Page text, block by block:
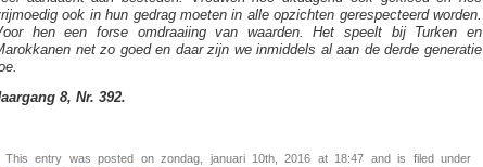
ook in hun gedrag moeten in alle opzichten gerespecteerd worden.
hen een forse omdraaiing van waarden. Het speelt bij Turken en
net zo goed en daar zijn we inmiddels al aan de derde generatie
8, Nr. 392.
This entry was posted on zondag, januari 10th, 2016 at 18:47 and is filed under